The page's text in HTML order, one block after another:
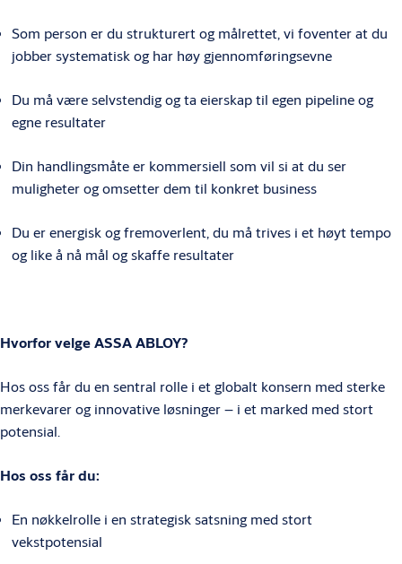
Som person er du strukturert og målrettet, vi foventer at du
jobber systematisk og har høy gjennomføringsevne
Du må være selvstendig og ta eierskap til egen pipeline og
egne resultater
Din handlingsmåte er kommersiell som vil si at du ser
muligheter og omsetter dem til konkret business
Du er energisk og fremoverlent, du må trives i et høyt tempo
og like å nå mål og skaffe resultater
Hvorfor velge ASSA ABLOY?
Hos oss får du en sentral rolle i et globalt konsern med sterke
merkevarer og innovative løsninger – i et marked med stort
potensial.
Hos oss får du:
En nøkkelrolle i en strategisk satsning med stort
vekstpotensial